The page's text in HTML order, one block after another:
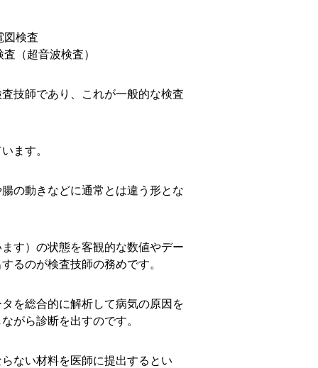
検査
（超音波検査）
技師であり、これが一般的な検査
ます。
の動きなどに通常とは違う形とな
す）の状態を客観的な数値やデー
るのが検査技師の務めです。
を総合的に解析して病気の原因を
がら診断を出すのです。
ない材料を医師に提出するとい